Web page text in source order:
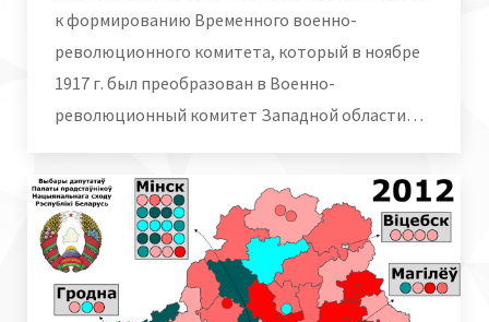
к формированию Временного военно-
революционного комитета, который в ноябре
1917 г. был преобразован в Военно-
революционный комитет Западной области…